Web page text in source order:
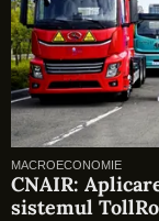
MACROECONOMIE
CNAIR:
sistemul